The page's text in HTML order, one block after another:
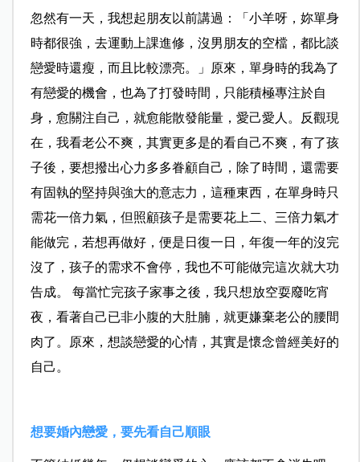
忽然有一天，我想起朋友以前講過：「小羊呀，妳單身
時都很強，去運動上課進修，沒男朋友的空檔，都比談
戀愛時還瘦，而且比較漂亮。」原來，單身時的我為了
有戀愛的機會，也為了打發時間，只能積極專注於自
身，愈關注自己，就愈能散發能量，愛己愛人。反觀現
在，我看老公不爽，其實更多是的看自己不爽，有了孩
子後，要想撥出心力多多眷顧自己，除了時間，還需要
有固執的堅持與強大的意志力，這種東西，在單身時只
需花一倍力氣，但照顧孩子是需要花上二、三倍力氣才
能做完，若想再做好，便是日復一日，年復一年的沒完
沒了，孩子的需求不會停，我也不可能做完這次就大功
告成。 每當忙完孩子家事之後，我只想放空耍廢吃宵
夜，看著自己已非小腹的大肚腩，就更嫌棄老公的腰間
肉了。原來，想談戀愛的心情，其實是懷念曾經美好的
自己。
想要婚內戀愛，要先看自己順眼